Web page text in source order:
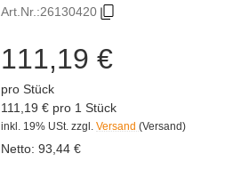
Art.Nr.:26130420
111,19 €
pro Stück
111,19 € pro 1 Stück
inkl. 19% USt. zzgl. Versand (Versand)
Netto: 93,44 €